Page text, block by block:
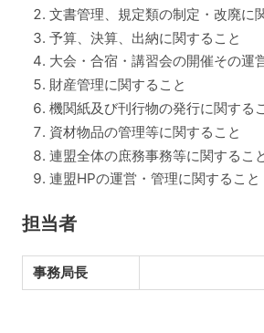
文書管理、規定類の制定・改廃に
予算、決算、出納に関すること
大会・合宿・講習会の開催その運
財産管理に関すること
機関紙及び刊行物の発行に関する
資材物品の管理等に関すること
連盟全体の庶務事務等に関するこ
連盟HPの運営・管理に関すること
担当者
事務局長